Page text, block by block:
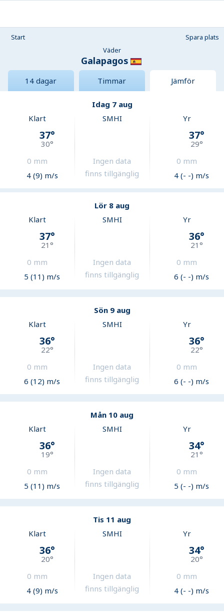
Start
Spara plats
Väder
Galapagos
14 dagar Timmar Jämför
Idag 7 aug
Klart
37°
30°
0 mm
4 (9) m/s
SMHI
Ingen data
finns tillgänglig
Yr
37°
29°
0 mm
4 (- -) m/s
Lör 8 aug
Klart
37°
21°
0 mm
5 (11) m/s
SMHI
Ingen data
finns tillgänglig
Yr
36°
21°
0 mm
6 (- -) m/s
Sön 9 aug
Klart
36°
22°
0 mm
6 (12) m/s
SMHI
Ingen data
finns tillgänglig
Yr
36°
22°
0 mm
6 (- -) m/s
Mån 10 aug
Klart
36°
19°
0 mm
5 (11) m/s
SMHI
Ingen data
finns tillgänglig
Yr
34°
21°
0 mm
5 (- -) m/s
Tis 11 aug
Klart
36°
20°
0 mm
4 (9) m/s
SMHI
Ingen data
finns tillgänglig
Yr
34°
20°
0 mm
4 (- -) m/s